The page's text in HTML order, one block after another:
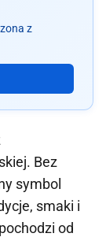
z
Bez
symbol
smaki i
od